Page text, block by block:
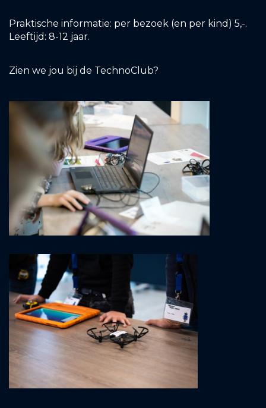
Praktische informatie: per bezoek (en per kind) 5,-.
Leeftijd: 8-12 jaar.
Zien we jou bij de TechnoClub?